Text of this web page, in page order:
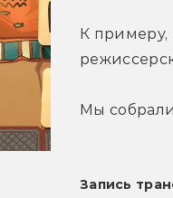
К примеру,
Мы
Запись